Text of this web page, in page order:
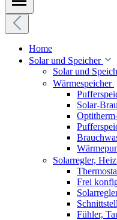
Home
Solar und Speicher
Solar und
Wärmespeicher
Solar-
Solarregler,
Frei
Fühler,